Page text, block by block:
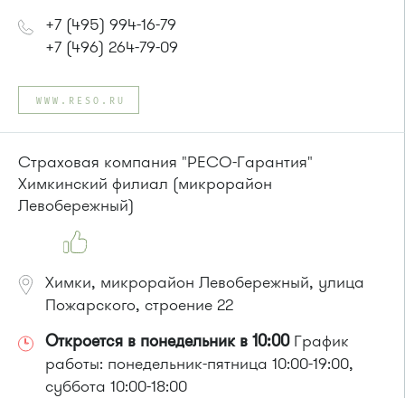
+7 (495) 994-16-79
+7 (496) 264-79-09
WWW.RESO.RU
Страховая компания "РЕСО-Гарантия"
Химкинский филиал (микрорайон
Левобережный)
Химки, микрорайон Левобережный, улица
Пожарского, строение 22
Откроется в понедельник в 10:00График
работы: понедельник-пятница 10:00-19:00,
суббота 10:00-18:00